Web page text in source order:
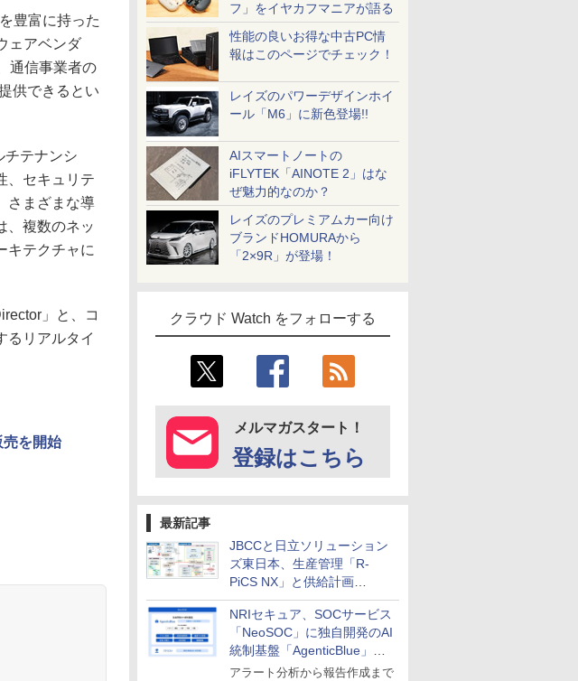
フ」をイヤカフマニアが語る
性能の良いお得な中古PC情
報はこのページでチェック！
レイズのパワーデザインホイ
ール「M6」に新色登場!!
AIスマートノートの
iFLYTEK「AINOTE 2」はな
ぜ魅力的なのか？
レイズのプレミアムカー向け
ブランドHOMURAから
「2×9R」が登場！
クラウド Watch をフォローする
メルマガスタート！
登録はこちら
最新記事
JBCCと日立ソリューション
ズ東日本、生産管理「R-
PiCS NX」と供給計画
「scSQUARE ISP」の連携サ
ービスを提供開始
NRIセキュア、SOCサービス
「NeoSOC」に独自開発のAI
統制基盤「AgenticBlue」を
導入
アラート分析から報告作成まで
豊富に持った
ェアベンダ
通信事業者の
供できるとい
テナンシ
、セキュリテ
さまざまな導
、複数のネッ
キテクチャに
」と、コ
るリアルタイ
を開始